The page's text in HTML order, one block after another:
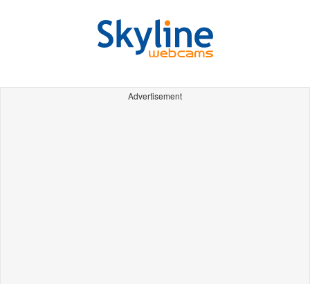
Advertisement